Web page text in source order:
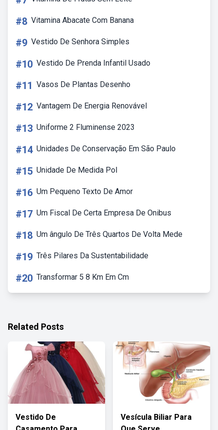
#8 Vitamina Abacate Com Banana
#9 Vestido De Senhora Simples
#10 Vestido De Prenda Infantil Usado
#11 Vasos De Plantas Desenho
#12 Vantagem De Energia Renovável
#13 Uniforme 2 Fluminense 2023
#14 Unidades De Conservação Em São Paulo
#15 Unidade De Medida Pol
#16 Um Pequeno Texto De Amor
#17 Um Fiscal De Certa Empresa De Onibus
#18 Um ângulo De Três Quartos De Volta Mede
#19 Três Pilares Da Sustentabilidade
#20 Transformar 5 8 Km Em Cm
Related Posts
Vestido De
Vesícula Biliar Para